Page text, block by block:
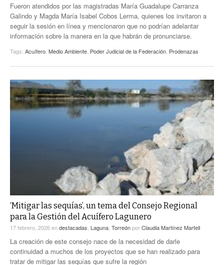
Fueron atendidos por las magistradas María Guadalupe Carranza
Galindo y Magda María Isabel Cobos Lerma, quienes los invitaron a
seguir la sesión en línea y mencionaron que no podrían adelantar
información sobre la manera en la que habrán de pronunciarse.
Tags: Acuífero, Medio Ambiente, Poder Judicial de la Federación, Prodenazas
‘Mitigar las sequías’, un tema del Consejo Regional
para la Gestión del Acuífero Lagunero
17 febrero, 2026endestacadas Laguna TorreónporClaudia Martínez Martell
La creación de este consejo nace de la necesidad de darle
continuidad a muchos de los proyectos que se han realizado para
tratar de mitigar las sequías que sufre la región